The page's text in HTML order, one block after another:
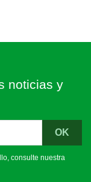
noticias y
consulte nuestra